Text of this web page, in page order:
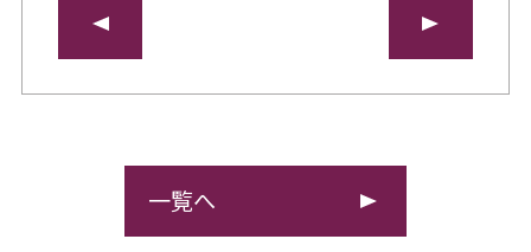
一覧へ